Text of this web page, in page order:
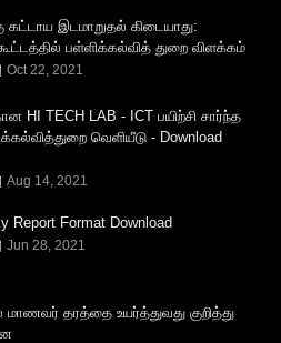
கட்டாய இடமாறுதல் கிடையாது:
கூட்டத்தில் பள்ளிக்கல்வித் துறை விளக்கம்
Oct 22, 2021
HI TECH LAB - ICT பயிற்சி சார்ந்த
வெளியீடு - Download
Aug 14, 2021
Report Format Download
Jun 28, 2021
மாணவர் தரத்தை உயர்த்துவது குறித்து